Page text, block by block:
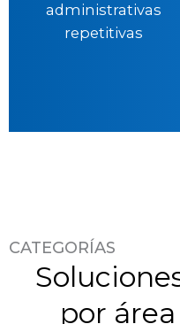
administrativas
repetitivas
CATEGORÍAS
por